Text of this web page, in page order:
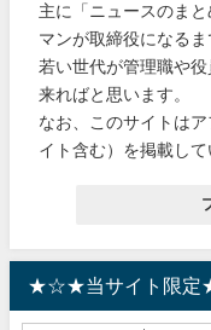
主に「ニュースのま
マンが取締役になる
若い世代が管理職や
来ればと思います。
なお、このサイトは
イト含む）を掲載して
★☆★当サイト限